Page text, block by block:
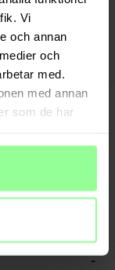
Vi
och annan
och
med.
med annan
som de har
-